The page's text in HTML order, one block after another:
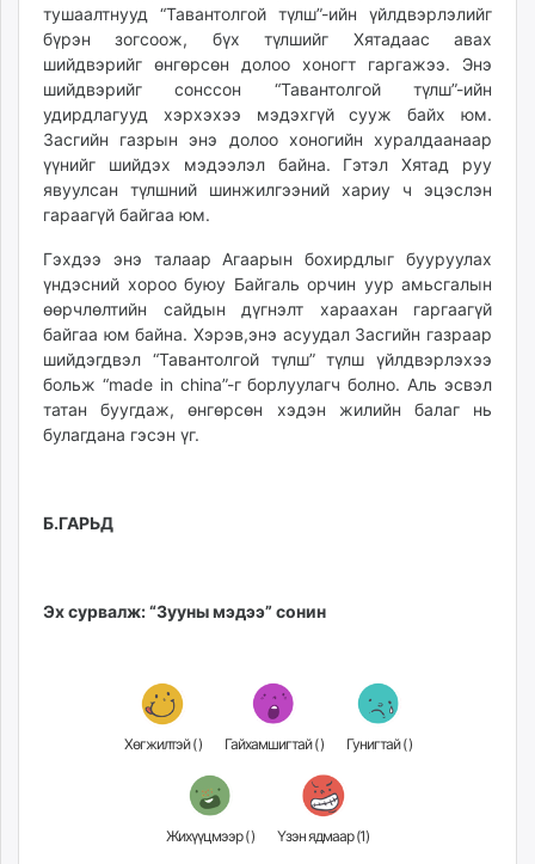
тушаалтнууд “Тавантолгой түлш”-ийн үйлдвэрлэлийг
бүрэн зогсоож, бүх түлшийг Хятадаас авах
шийдвэрийг өнгөрсөн долоо хоногт гаргажээ. Энэ
шийдвэрийг сонссон “Тавантолгой түлш”-ийн
удирдлагууд хэрхэхээ мэдэхгүй сууж байх юм.
Засгийн газрын энэ долоо хоногийн хуралдаанаар
үүнийг шийдэх мэдээлэл байна. Гэтэл Хятад руу
явуулсан түлшний шинжилгээний хариу ч эцэслэн
гараагүй байгаа юм.
Гэхдээ энэ талаар Агаарын бохирдлыг бууруулах
үндэсний хороо буюу Байгаль орчин уур амьсгалын
өөрчлөлтийн сайдын дүгнэлт хараахан гаргаагүй
байгаа юм байна. Хэрэв,энэ асуудал Засгийн газраар
шийдэгдвэл “Тавантолгой түлш” түлш үйлдвэрлэхээ
больж “made in china”-г борлуулагч болно. Аль эсвэл
татан буугдаж, өнгөрсөн хэдэн жилийн балаг нь
булагдана гэсэн үг.
Б.ГАРЬД
Эх сурвалж: “Зууны мэдээ” сонин
Хөгжилтэй () Гайхамшигтай () Гунигтай ()
Жихүүцмээр () Үзэн ядмаар (1)